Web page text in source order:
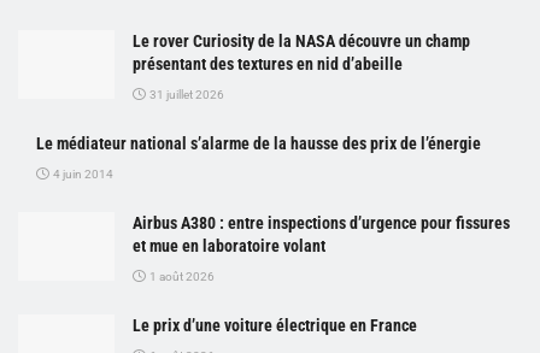
Le rover Curiosity de la NASA découvre un champ
présentant des textures en nid d’abeille
31 juillet 2026
Le médiateur national s’alarme de la hausse des prix de l’énergie
4 juin 2014
Airbus A380 : entre inspections d’urgence pour fissures
et mue en laboratoire volant
1 août 2026
Le prix d’une voiture électrique en France